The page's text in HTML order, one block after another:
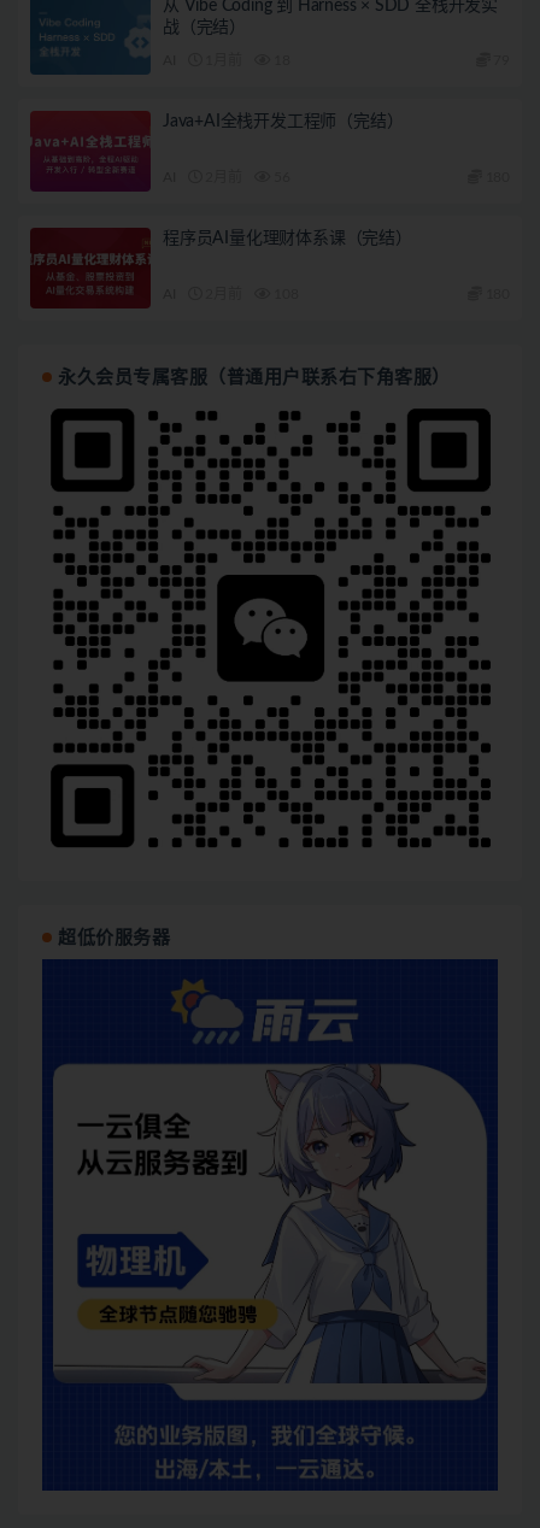
从 Vibe Coding 到 Harness × SDD 全栈开发实
战（完结）
Java+AI全栈开发工程师（完结）
程序员AI量化理财体系课（完结）
永久会员专属客服（普通用户联系右下角客服）
超低价服务器